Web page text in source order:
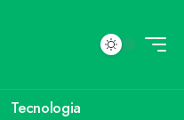
Tecnologia